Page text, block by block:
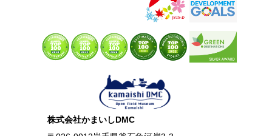
株式会社かまいしDMC